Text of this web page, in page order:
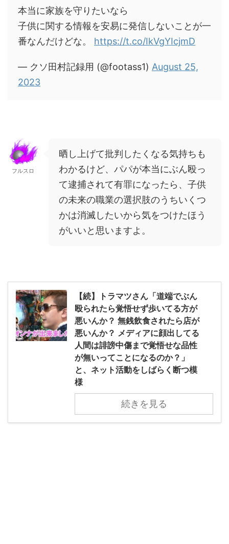
本当に家族を守りたいなら
子供に関する情報を安易に発信しないことが一
番なんだけどな。 https://t.co/IkVgYIcjmD
— クソ田村記録用 (@footass1) August 25,
2023
フルスロ
晒し上げて批判したくなる気持ちも
わかるけど、パパが本当にぶん殴っ
て逮捕されて有罪になったら、子供
の未来の職業の選択肢のうちいくつ
かは消滅したいから気をつけたほう
がいいと思いますよ。
【続】トラマツさん「道端でぶん
殴られたら覚悟せず歩いてる方が
悪いんか？ 無銭飲食されたら店が
悪いんか？ メディアに顔出してる
人間は誹謗中傷まで覚悟せな品性
が無いってことになるのか？」
と、ネット活動をしばらく断つ模
様
続きを見る